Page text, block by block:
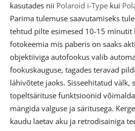
kasutades nii Polaroid i‑Type kui
Parima tulemuse saavutamiseks
tehtud pilte esimesed 10-15 minutit
fotokeemia mis paberis on saaks
objektiiviga autofookus valib
fookuskauguse, tagades teravad
lähivõtete jaoks. Sisseehitatud välk,
topeltsärituse funktsioonid
mängida valguse ja säritusega.
kaudu laetav aku ja retrodisainiga